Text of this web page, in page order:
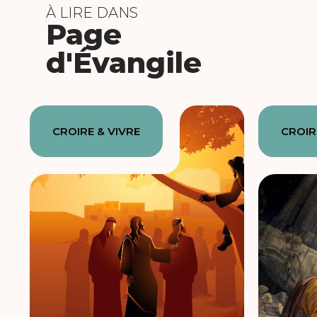
À LIRE DANS
Page
d'Évangile
CROIRE & VIVRE